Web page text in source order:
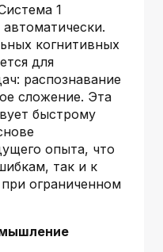
1
когнитивных
для
распознавание
сложение. Эта
быстрому
опыта, что
так и к
ограниченном